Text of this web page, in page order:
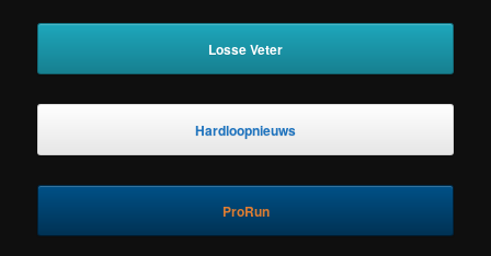
Losse Veter
Hardloopnieuws
ProRun